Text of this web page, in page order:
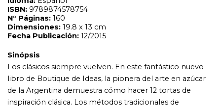
secretos del oficio de Davi de Trivi. los diseños de las
tortas del libro.